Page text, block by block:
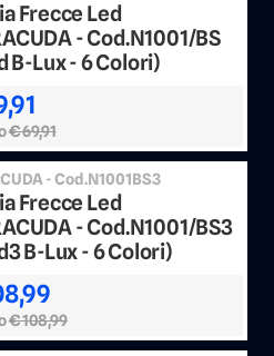
Frecce Led
- Cod.N1001/BS
B-Lux - 6 Colori)
€ 69,91
- Cod.N1001BS3
Frecce Led
- Cod.N1001/BS3
B-Lux - 6 Colori)
€ 108,99